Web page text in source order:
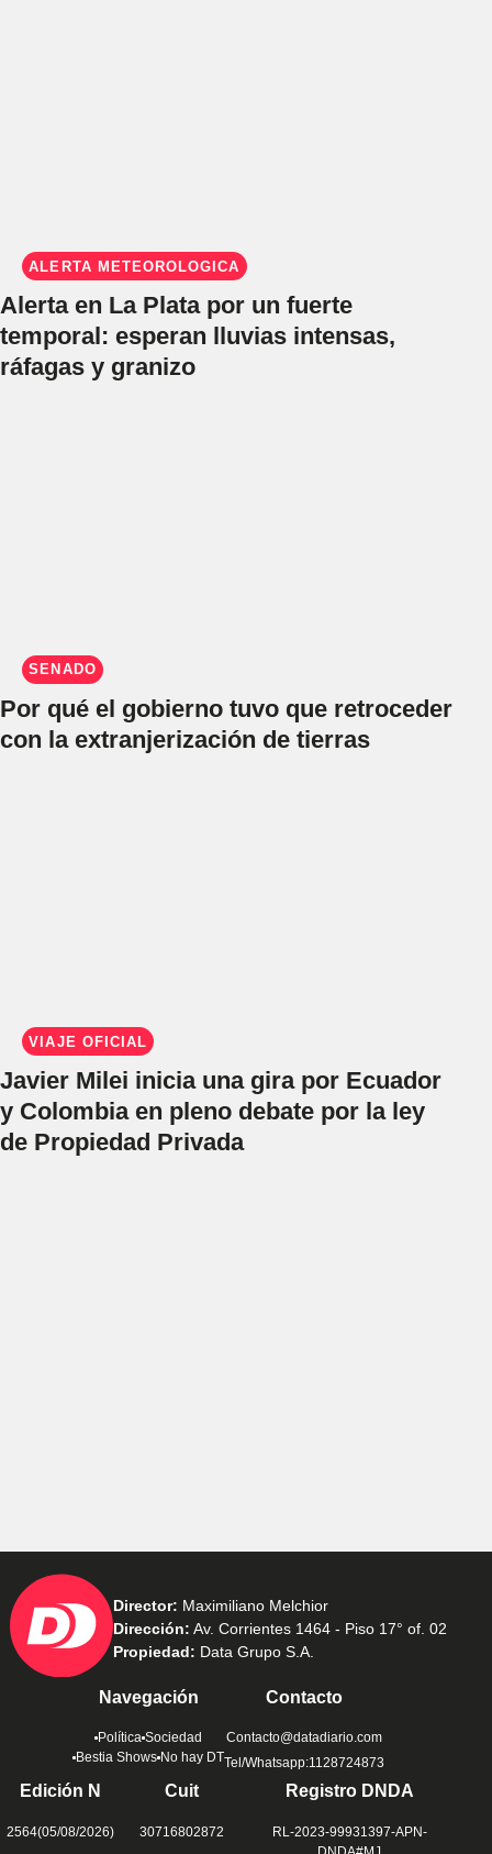
ALERTA METEOROLÓGICA
Alerta en La Plata por un fuerte
temporal: esperan lluvias intensas,
ráfagas y granizo
SENADO
Por qué el gobierno tuvo que retroceder
con la extranjerización de tierras
VIAJE OFICIAL
Javier Milei inicia una gira por Ecuador
y Colombia en pleno debate por la ley
de Propiedad Privada
Director: Maximiliano Melchior
Dirección: Av. Corrientes 1464 - Piso 17° of. 02
Propiedad: Data Grupo S.A.
Navegación
Política Sociedad
Bestia Shows No hay DT
Contacto
Contacto@datadiario.com
Tel/Whatsapp:1128724873
Edición N
2564(05/08/2026)
Cuit
30716802872
Registro DNDA
RL-2023-99931397-APN-